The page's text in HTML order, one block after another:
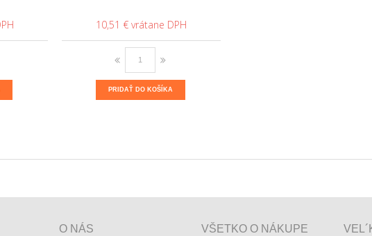
10,51 €
PRIDAŤ DO KOŠÍKA
O NÁS VŠETKO O NÁKUPE